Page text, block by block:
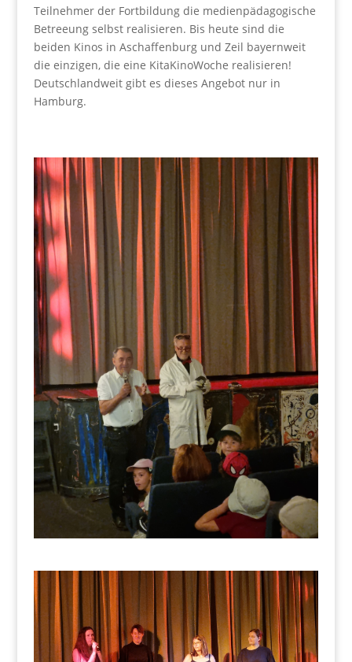
Teilnehmer der Fortbildung die medienpädagogische
Betreeung selbst realisieren. Bis heute sind die
beiden Kinos in Aschaffenburg und Zeil bayernweit
die einzigen, die eine KitaKinoWoche realisieren!
Deutschlandweit gibt es dieses Angebot nur in
Hamburg.